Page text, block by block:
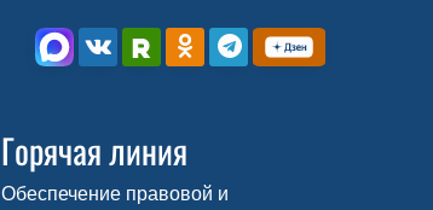
Горячая линия
Обеспечение правовой и